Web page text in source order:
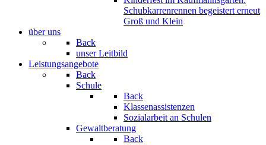
Schubkarrenrennen begeistert erneut
Groß und Klein
über uns
Back
unser Leitbild
Leistungsangebote
Back
Schule
Back
Klassenassistenzen
Sozialarbeit an Schulen
Gewaltberatung
Back